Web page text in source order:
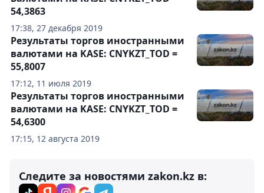
17:38, 27 декабря 2019
54,3863
17:12, 11 июля 2019
Результаты торгов иностранными
валютами на KASE: CNYKZT_TOD =
55,8007
17:15, 12 августа 2019
Результаты торгов иностранными
валютами на KASE: CNYKZT_TOD =
54,6300
Следите за новостями zakon.kz в: